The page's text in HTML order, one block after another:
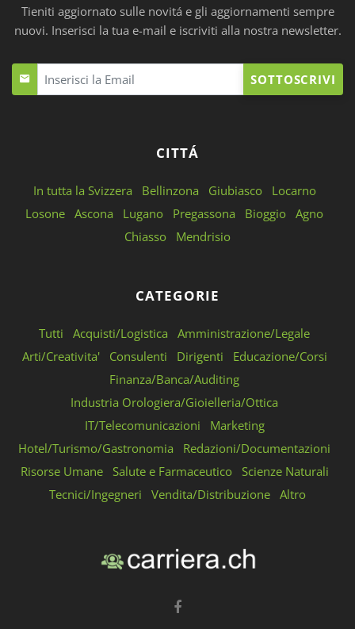
Tieniti aggiornato sulle novitá e gli aggiornamenti sempre
nuovi. Inserisci la tua e-mail e iscriviti alla nostra newsletter.
SOTTOSCRIVI
CITTÁ
In tutta la Svizzera Bellinzona Giubiasco
Locarno
Losone Ascona Lugano Pregassona Bioggio Agno
Chiasso
Mendrisio
CATEGORIE
Tutti Acquisti/Logistica
Amministrazione/Legale
Arti/Creativita'
Consulenti Dirigenti
Educazione/Corsi
Finanza/Banca/Auditing
Industria Orologiera/Gioielleria/Ottica
IT/Telecomunicazioni
Marketing
Hotel/Turismo/Gastronomia
Redazioni/Documentazioni
Risorse Umane
Salute e Farmaceutico
Scienze Naturali
Tecnici/Ingegneri
Vendita/Distribuzione Altro